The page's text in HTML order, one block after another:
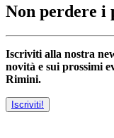
Non perdere i
Iscriviti alla nostra
novità e sui prossimi
Rimini.
Iscriviti!